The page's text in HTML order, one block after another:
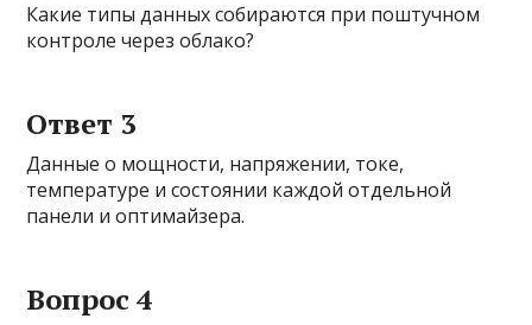
Какие типы данных собираются при поштучном
контроле через облако?
Ответ 3
Данные о мощности, напряжении, токе,
температуре и состоянии каждой отдельной
панели и оптимайзера.
Вопрос 4